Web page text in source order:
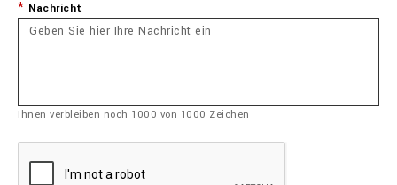
Nachricht
Ihnen verbleiben noch 1000 von 1000 Zeichen